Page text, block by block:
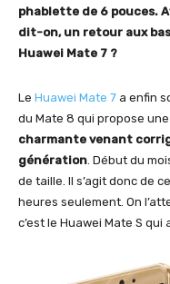
phablette de 6 pouces.
dit-on, un retour aux
Huawei Mate 7 ?
Le Huawei Mate 7 a enfin
du Mate 8 qui propose une
charmante venant
génération . Début du
de taille. Il s’agit donc de
heures seulement. On
c’est le Huawei Mate S